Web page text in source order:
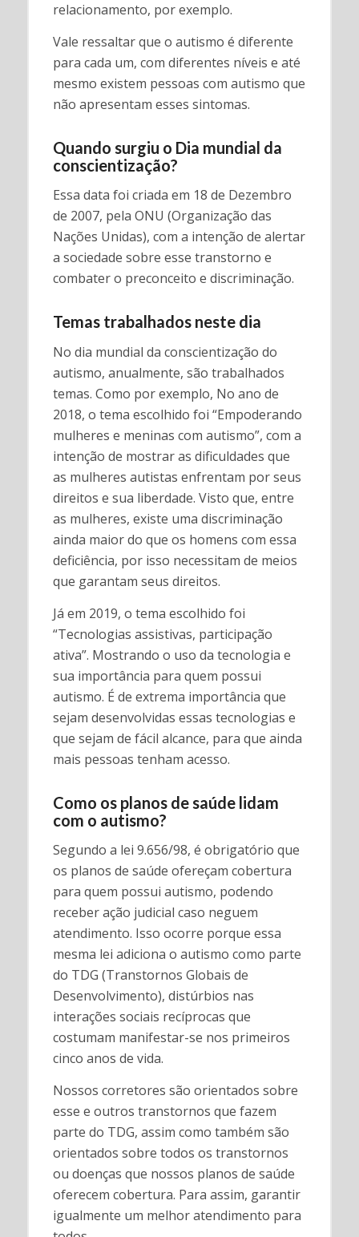
relacionamento, por exemplo.
Vale ressaltar que o autismo é diferente
para cada um, com diferentes níveis e até
mesmo existem pessoas com autismo que
não apresentam esses sintomas.
Quando surgiu o Dia mundial da
conscientização?
Essa data foi criada em 18 de Dezembro
de 2007, pela ONU (Organização das
Nações Unidas), com a intenção de alertar
a sociedade sobre esse transtorno e
combater o preconceito e discriminação.
Temas trabalhados neste dia
No dia mundial da conscientização do
autismo, anualmente, são trabalhados
temas. Como por exemplo, No ano de
2018, o tema escolhido foi “Empoderando
mulheres e meninas com autismo”, com a
intenção de mostrar as dificuldades que
as mulheres autistas enfrentam por seus
direitos e sua liberdade. Visto que, entre
as mulheres, existe uma discriminação
ainda maior do que os homens com essa
deficiência, por isso necessitam de meios
que garantam seus direitos.
Já em 2019, o tema escolhido foi
“Tecnologias assistivas, participação
ativa”. Mostrando o uso da tecnologia e
sua importância para quem possui
autismo. É de extrema importância que
sejam desenvolvidas essas tecnologias e
que sejam de fácil alcance, para que ainda
mais pessoas tenham acesso.
Como os planos de saúde lidam
com o autismo?
Segundo a lei 9.656/98, é obrigatório que
os planos de saúde ofereçam cobertura
para quem possui autismo, podendo
receber ação judicial caso neguem
atendimento. Isso ocorre porque essa
mesma lei adiciona o autismo como parte
do TDG (Transtornos Globais de
Desenvolvimento), distúrbios nas
interações sociais recíprocas que
costumam manifestar-se nos primeiros
cinco anos de vida.
Nossos corretores são orientados sobre
esse e outros transtornos que fazem
parte do TDG, assim como também são
orientados sobre todos os transtornos
ou doenças que nossos planos de saúde
oferecem cobertura. Para assim, garantir
igualmente um melhor atendimento para